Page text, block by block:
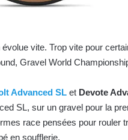
vite. Trop vite pour
Gravel World
Advanced SL et Devote
SL, sur un gravel pour la
race pensées pour rouler
en soufflerie.